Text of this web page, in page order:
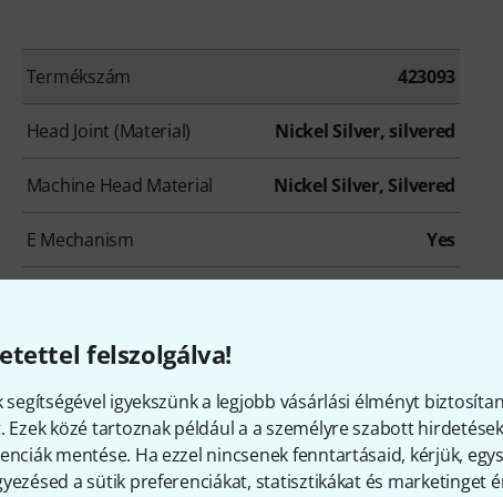
felszolgálva!
segítségével igyekszünk a legjobb vásárlási élményt
Ezek közé tartoznak például a a személyre szabott
mentése. Ha ezzel nincsenek fenntartásaid, kérjük,
a sütik preferenciákat, statisztikákat és marketinget
Termékszám 423093
Head Joint (Material) Nickel Silver, silvered
Machine Head Material Nickel Silver, Silvered
E Mechanism Yes
B Foot